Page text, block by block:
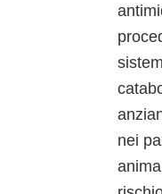
nei